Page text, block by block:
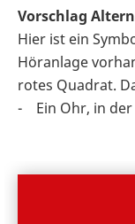
Vorschlag
Hier ist ein
Höranlage
rotes Quadrat.
- Ein Ohr, in der